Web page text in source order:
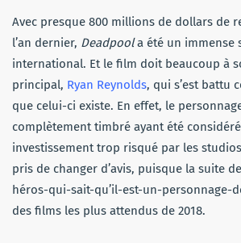
Avec presque 800 millions de dollars de
l’an dernier, Deadpoola été un immense
international. Et le film doit beaucoup à
principal, Ryan Reynolds, qui s’est battu
que celui-ci existe. En effet, le
complètement timbré ayant été
investissement trop risqué par les
pris de changer d’avis, puisque la suite
héros-qui-sait-qu’il-est-un-personnage-
des films les plus attendus de 2018.